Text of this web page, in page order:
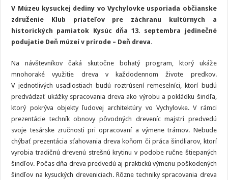
kysuckej
dediny
vo
Vychylovke
sa
„Deň
prírode
Deň
dreva“
V Múzeu kysuckej dediny vo Vychylovke usporiada občianske
združenie Klub priateľov pre záchranu kultúrnych a
historických pamiatok Kysúc dňa 13. septembra jedinečné
podujatie Deň múzeí v prírode – Deň dreva.
Na návštevníkov čaká skutočne bohatý program, ktorý ukáže
mnohoraké využitie dreva v každodennom živote predkov.
V jednotlivých usadlostiach budú roztrúsení remeselníci, ktorí budú
predvádzať ukážky spracovania dreva ako výrobu a pokládku šindľa,
ktorý pokrýva objekty ľudovej architektúry vo Vychylovke. V rámci
prezentácie techník obnovy pôvodných dreveníc majstri predvedú
svoje tesárske zručnosti pri opracovaní a výmene trámov. Nebude
chýbať prezentácia sťahovania dreva koňom či práca šindliarov, ktorí
vyrobia tradičnú drevenú strešnú krytinu v podobe ručne štiepaných
šindľov. Počas dňa dreva predvedú aj praktickú výmenu poškodených
šindľov na kysuckých dreveniciach. Rôzne techniky spracovania dreva